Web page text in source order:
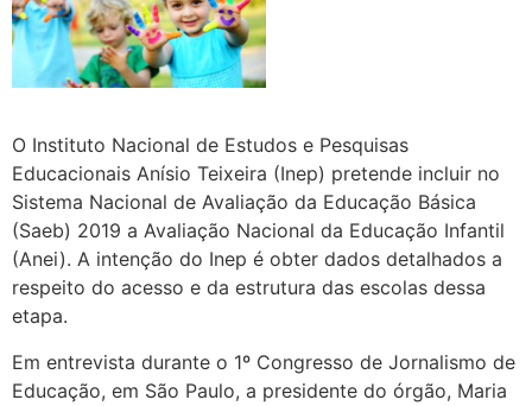
O Instituto Nacional de Estudos e Pesquisas
Educacionais Anísio Teixeira (Inep) pretende incluir no
Sistema Nacional de Avaliação da Educação Básica
(Saeb) 2019 a Avaliação Nacional da Educação Infantil
(Anei). A intenção do Inep é obter dados detalhados a
respeito do acesso e da estrutura das escolas dessa
etapa.
Em entrevista durante o 1º Congresso de Jornalismo de
Educação, em São Paulo, a presidente do órgão, Maria